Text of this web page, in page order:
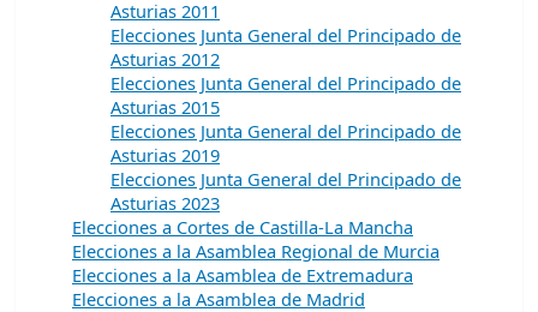
Asturias 2011
Elecciones Junta General del Principado de
Asturias 2012
Elecciones Junta General del Principado de
Asturias 2015
Elecciones Junta General del Principado de
Asturias 2019
Elecciones Junta General del Principado de
Asturias 2023
Elecciones a Cortes de Castilla-La Mancha
Elecciones a la Asamblea Regional de Murcia
Elecciones a la Asamblea de Extremadura
Elecciones a la Asamblea de Madrid